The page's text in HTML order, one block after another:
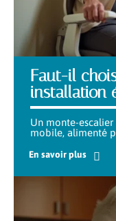
Faut-il
installation
Un monte-
mobile, alimenté
En savoir plus